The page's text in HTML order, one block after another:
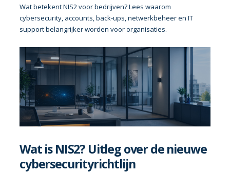
Wat betekent NIS2 voor bedrijven? Lees waarom
cybersecurity, accounts, back-ups, netwerkbeheer en IT
support belangrijker worden voor organisaties.
Wat is NIS2? Uitleg over de nieuwe
cybersecurityrichtlijn